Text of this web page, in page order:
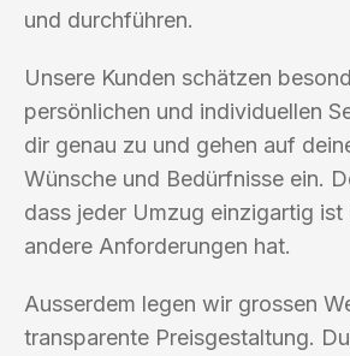
und durchführen.
Unsere Kunden schätzen
persönlichen und individuellen
dir genau zu und gehen auf
Wünsche und Bedürfnisse ein.
dass jeder Umzug einzigartig ist
andere Anforderungen hat.
Ausserdem legen wir grossen
transparente Preisgestaltung.